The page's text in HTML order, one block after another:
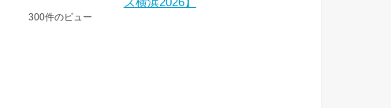
ズ横浜2026】
300件のビュー